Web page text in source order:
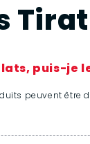
Tirat
puis-je
peuvent